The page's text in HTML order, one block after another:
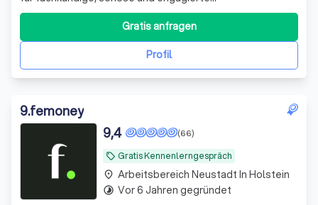
Vermittlungsarbeit. Wir führen Verkäufer und Käufer,
Vermieter und Mieter zusammen - zum Wohle aller
Beteiligten. Hinter dem Gründer, Stanley Hess, steht ein
Team aus erfahrenen und qualifizierten Immobiliene
Profil
Gratis anfragen
9.femoney
local_offer Gratis Kennenlerngespräch
(66)
9,4
place Arbeitsbereich Neustadt In Holstein
timelapse Vor 6 Jahren gegründet